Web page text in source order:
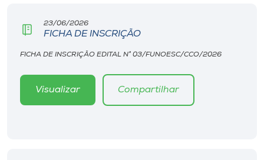
23/06/2026
FICHA DE INSCRIÇÃO
FICHA DE INSCRIÇÃO EDITAL N° 03/FUNOESC/CCO/2026
Visualizar Compartilhar